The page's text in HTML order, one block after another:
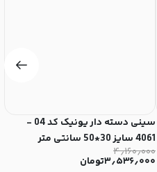
سینی دسته دار یونیک کد 04 -
4061 سایز 30*50 سانتی متر
۴٫۱۶۰٫۰۰۰
۳٫۵۳۶٫۰۰۰تومان